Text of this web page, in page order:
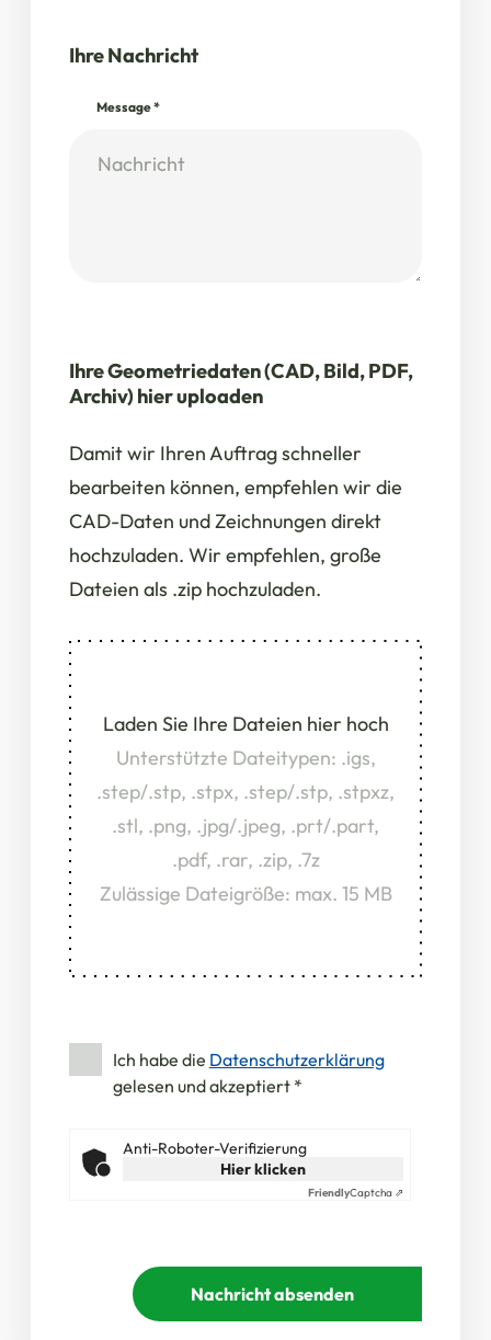
Ihre Nachricht
Message*
Ihre Geometriedaten (CAD, Bild, PDF,
Archiv) hier uploaden
Damit wir Ihren Auftrag schneller
bearbeiten können, empfehlen wir die
CAD-Daten und Zeichnungen direkt
hochzuladen. Wir empfehlen, große
Dateien als .zip hochzuladen.
Laden Sie Ihre Dateien hier hoch
Unterstützte Dateitypen: .igs,
.step/.stp, .stpx, .step/.stp, .stpxz,
.stl, .png, .jpg/.jpeg, .prt/.part,
.pdf, .rar, .zip, .7z
Zulässige Dateigröße: max. 15 MB
Ich habe die Datenschutzerklärung
gelesen und akzeptiert *
Anti-Roboter-Verifizierung
Hier klicken
FriendlyCaptcha ⇗
Nachricht absenden